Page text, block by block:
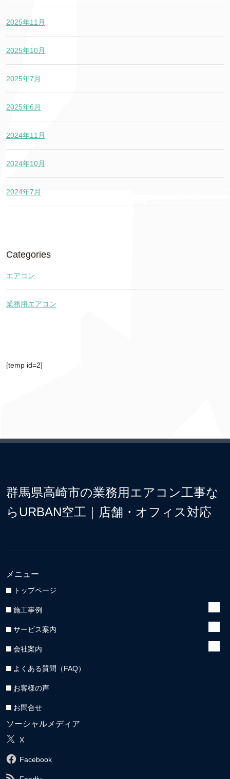
2025年11月
2025年10月
2025年7月
2025年6月
2024年11月
2024年10月
2024年7月
Categories
エアコン
業務用エアコン
[temp id=2]
群馬県高崎市の業務用エアコン工事な
らURBAN空工｜店舗・オフィス対応
メニュー
トップページ
施工事例
サービス案内
会社案内
よくある質問（FAQ）
お客様の声
お問合せ
ソーシャルメディア
X
Facebook